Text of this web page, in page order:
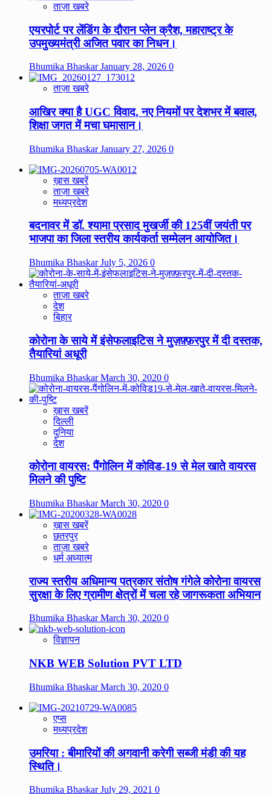
ताज़ा खबरे
एयरपोर्ट पर लेंडिंग के दौरान प्लेन क्रैश, महाराष्ट्र के
उपमुख्यमंत्री अजित पवार का निधन।
Bhumika BhaskarJanuary 28, 2026 0
ताज़ा खबरे
आखिर क्या है UGC विवाद, नए नियमों पर देशभर में बवाल,
शिक्षा जगत में मचा घमासान।
Bhumika BhaskarJanuary 27, 2026 0
ख़ास खबरें
ताज़ा खबरे
मध्यप्रदेश
बदनावर में डॉ. श्यामा प्रसाद मुखर्जी की 125वीं जयंती पर
भाजपा का जिला स्तरीय कार्यकर्ता सम्मेलन आयोजित।
Bhumika BhaskarJuly 5, 2026 0
ताज़ा खबरे
देश
बिहार
कोरोना के साये में इंसेफलाइटिस ने मुज़फ़्फ़रपुर में दी दस्तक,
तैयारियां अधूरी
Bhumika BhaskarMarch 30, 2020 0
ख़ास खबरें
दिल्ली
दुनिया
देश
कोरोना वायरस: पैंगोलिन में कोविड-19 से मेल खाते वायरस
मिलने की पुष्टि
Bhumika BhaskarMarch 30, 2020 0
ख़ास खबरें
छतरपुर
ताज़ा खबरे
धर्म अध्यात्म
राज्य स्तरीय अधिमान्य पत्रकार संतोष गंगेले कोरोना वायरस
सुरक्षा के लिए ग्रामीण क्षेत्रों में चला रहे जागरूकता अभियान
Bhumika BhaskarMarch 30, 2020 0
विज्ञापन
NKB WEB Solution PVT LTD
Bhumika BhaskarMarch 30, 2020 0
एप्स
मध्यप्रदेश
उमरिया : बीमारियों की अगवानी करेगी सब्जी मंडी की यह
स्थिति।
Bhumika BhaskarJuly 29, 2021 0